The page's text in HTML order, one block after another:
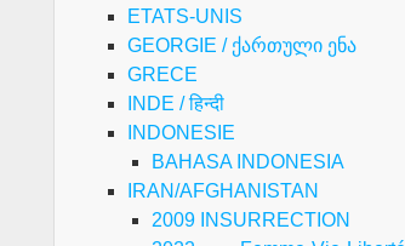
ETATS-UNIS
GEORGIE / ქართული ენა
GRECE
INDE / हिन्दी
INDONESIE
BAHASA INDONESIA
IRAN/AFGHANISTAN
2009 INSURRECTION